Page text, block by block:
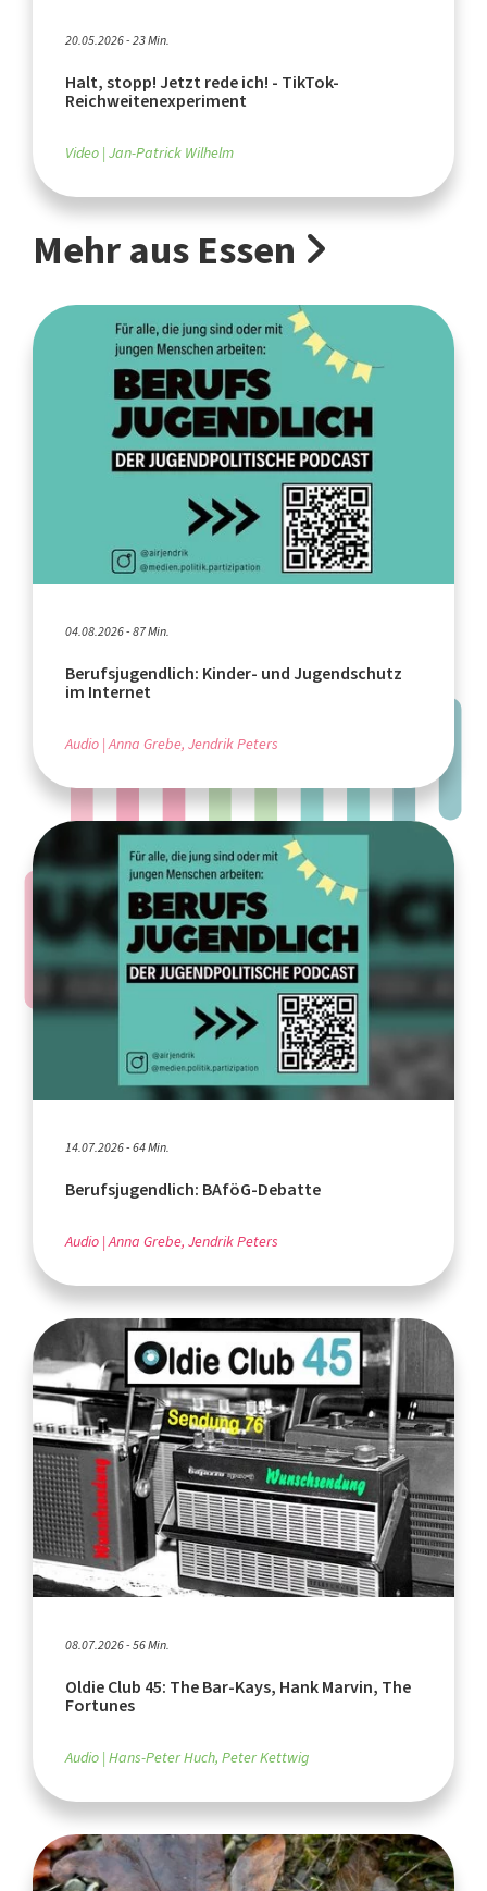
20.05.2026 - 23 Min.
Halt, stopp! Jetzt rede ich! - TikTok-
Reichweitenexperiment
Video Jan-Patrick Wilhelm
Mehr aus Essen
04.08.2026 - 87 Min.
Berufsjugendlich: Kinder- und Jugendschutz
im Internet
Audio Anna Grebe, Jendrik Peters
14.07.2026 - 64 Min.
Berufsjugendlich: BAföG-Debatte
Audio Anna Grebe, Jendrik Peters
08.07.2026 - 56 Min.
Oldie Club 45: The Bar-Kays, Hank Marvin, The
Fortunes
Audio Hans-Peter Huch, Peter Kettwig